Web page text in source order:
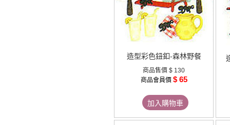
造型彩色鈕釦-森林野餐
商品售價 $ 130
商品會員價 $ 65
加入購物車